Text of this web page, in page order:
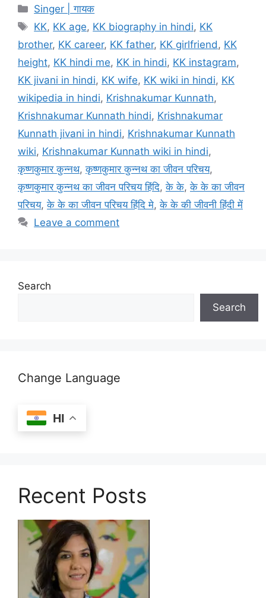
Categories
Singer | गायक
Tags
KK, KK age, KK biography in hindi, KK
brother, KK career, KK father, KK girlfriend, KK
height, KK hindi me, KK in hindi, KK instagram,
KK jivani in hindi, KK wife, KK wiki in hindi, KK
wikipedia in hindi, Krishnakumar Kunnath,
Krishnakumar Kunnath hindi, Krishnakumar
Kunnath jivani in hindi, Krishnakumar Kunnath
wiki, Krishnakumar Kunnath wiki in hindi,
कृष्णकुमार कुन्नथ,कृष्णकुमार कुन्नथ का जीवन परिचय,
कृष्णकुमार कुन्नथ का जीवन परिचय हिंदि,के के,के के का जीवन
परिचय,के के का जीवन परिचय हिंदि मे,के के की जीवनी हिंदी में
Leave a comment
Search
Search
Change Language
HI
Recent Posts